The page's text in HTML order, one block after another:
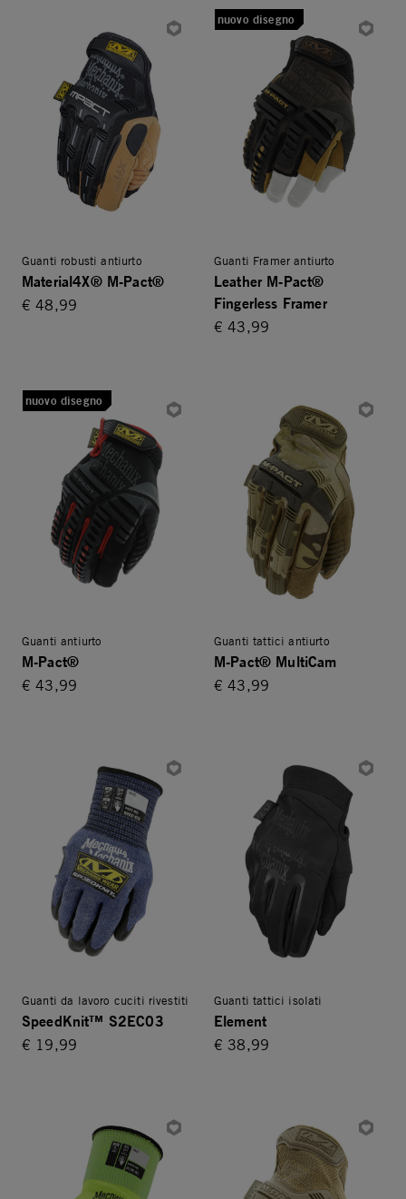
Guanti robusti antiurto
Material4X® M-Pact®
€ 48,99
nuovo disegno
Guanti Framer antiurto
Leather M-Pact®
Fingerless Framer
€ 43,99
nuovo disegno
Guanti antiurto
M-Pact®
€ 43,99
Guanti tattici antiurto
M-Pact® MultiCam
€ 43,99
Guanti da lavoro cuciti rivestiti
SpeedKnit™ S2EC03
€ 19,99
Guanti tattici isolati
Element
€ 38,99